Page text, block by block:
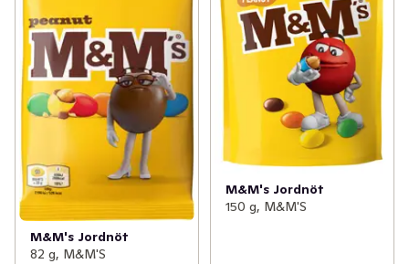
M&M's Jordnöt
82 g, M&M'S
M&M's Jordnöt
150 g, M&M'S